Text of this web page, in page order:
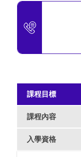
課程目標
課程內容
入學資格